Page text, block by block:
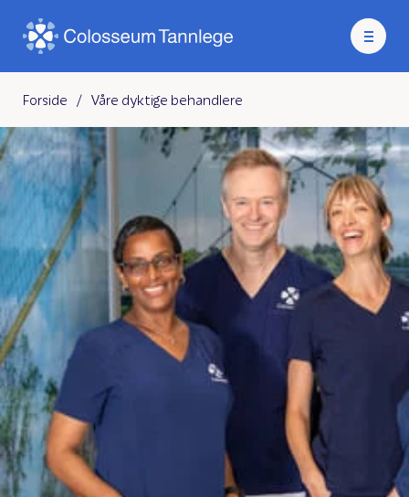
Forside / Våre dyktige behandlere